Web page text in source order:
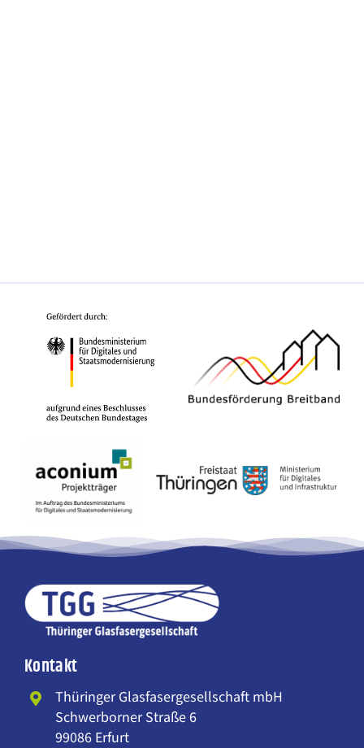
Kontakt
Thüringer Glasfasergesellschaft mbH
Schwerborner Straße 6
99086 Erfurt